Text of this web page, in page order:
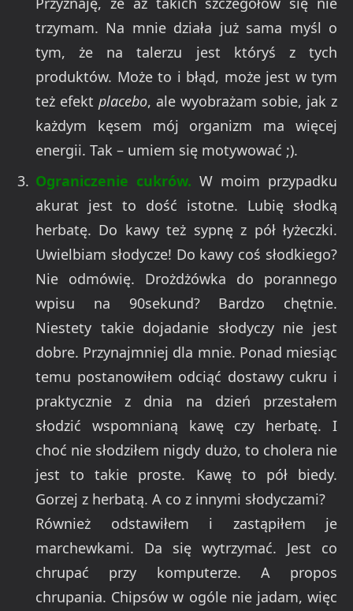
trzymam. Na mnie działa już sama myśl o
tym, że na talerzu jest któryś z tych
produktów. Może to i błąd, może jest w tym
też efekt placebo, ale wyobrażam sobie, jak z
każdym kęsem mój organizm ma więcej
energii. Tak – umiem się motywować ;).
Ograniczenie cukrów. W moim przypadku
akurat jest to dość istotne. Lubię słodką
herbatę. Do kawy też sypnę z pół łyżeczki.
Uwielbiam słodycze! Do kawy coś słodkiego?
Nie odmówię. Drożdżówka do porannego
wpisu na 90sekund? Bardzo chętnie.
Niestety takie dojadanie słodyczy nie jest
dobre. Przynajmniej dla mnie. Ponad miesiąc
temu postanowiłem odciąć dostawy cukru i
praktycznie z dnia na dzień przestałem
słodzić wspomnianą kawę czy herbatę. I
choć nie słodziłem nigdy dużo, to cholera nie
jest to takie proste. Kawę to pół biedy.
Gorzej z herbatą. A co z innymi słodyczami?
Również odstawiłem i zastąpiłem je
marchewkami. Da się wytrzymać. Jest co
chrupać przy komputerze. A propos
chrupania. Chipsów w ogóle nie jadam, więc